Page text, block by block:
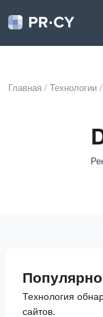
Главная / Технологии /
Технология
сайтов.